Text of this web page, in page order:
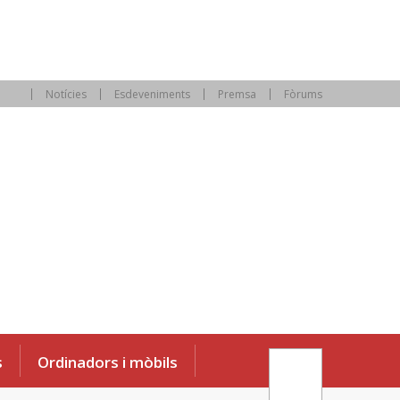
Notícies Esdeveniments Premsa Fòrums
Ordinadors i mòbils